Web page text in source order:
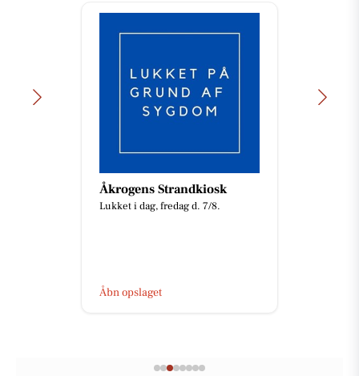
Åkrogens Strandkiosk
Lukket i dag, fredag d. 7/8.
Åbn opslaget